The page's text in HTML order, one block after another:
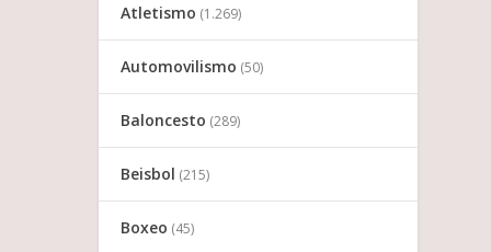
Atletismo (1.269)
Automovilismo (50)
Baloncesto (289)
Beisbol (215)
Boxeo (45)